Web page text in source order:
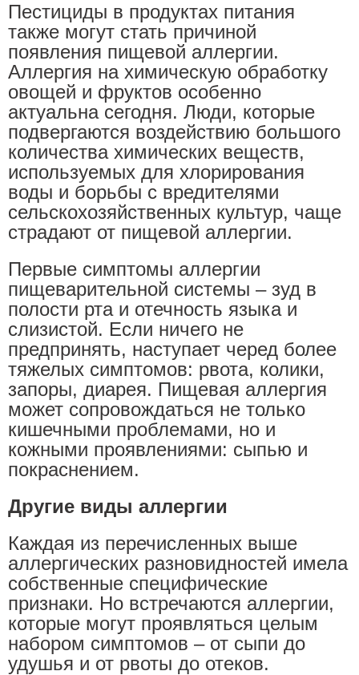
Пестициды в продуктах питания
также могут стать причиной
появления пищевой аллергии.
Аллергия на химическую обработку
овощей и фруктов особенно
актуальна сегодня. Люди, которые
подвергаются воздействию большого
количества химических веществ,
используемых для хлорирования
воды и борьбы с вредителями
сельскохозяйственных культур, чаще
страдают от пищевой аллергии.
Первые симптомы аллергии
пищеварительной системы – зуд в
полости рта и отечность языка и
слизистой. Если ничего не
предпринять, наступает черед более
тяжелых симптомов: рвота, колики,
запоры, диарея. Пищевая аллергия
может сопровождаться не только
кишечными проблемами, но и
кожными проявлениями: сыпью и
покраснением.
Другие виды аллергии
Каждая из перечисленных выше
аллергических разновидностей имела
собственные специфические
признаки. Но встречаются аллергии,
которые могут проявляться целым
набором симптомов – от сыпи до
удушья и от рвоты до отеков.